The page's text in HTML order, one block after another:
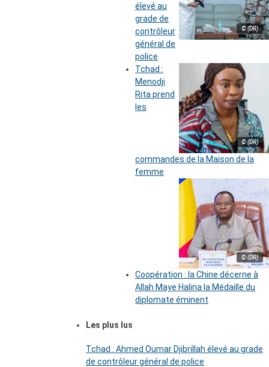
© (DR)
élevé au
grade de
contrôleur
général de
police
© (DR)
Tchad :
Menodji
Rita prend
les
commandes de la Maison de la
femme
© (DR)
Coopération : la Chine décerne à
Allah Maye Halina la Médaille du
diplomate éminent
Les plus lus
Tchad : Ahmed Oumar Djibrillah élevé au grade
de contrôleur général de police